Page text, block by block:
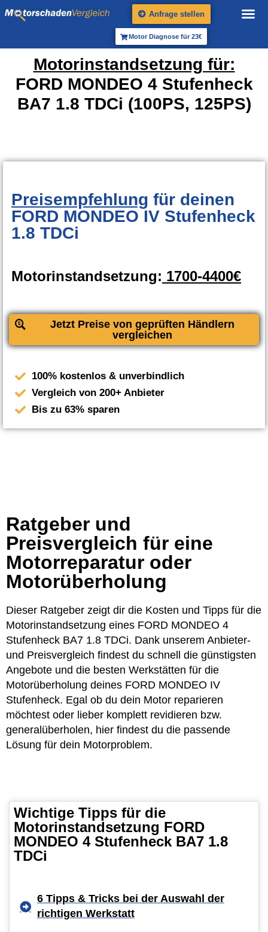
Anfrage stellen
Motor Diagnose für 23€
Motorinstandsetzung für:
FORD MONDEO 4 Stufenheck
BA7 1.8 TDCi (100PS, 125PS)
Preisempfehlung für deinen
FORD MONDEO IV Stufenheck
1.8 TDCi
Motorinstandsetzung: 1700-4400€
Jetzt Preise von geprüften Händlern
vergleichen
100% kostenlos & unverbindlich
Vergleich von 200+ Anbieter
Bis zu 63% sparen
Ratgeber und
Preisvergleich für eine
Motorreparatur oder
Motorüberholung
Dieser Ratgeber zeigt dir die Kosten und Tipps für die
Motorinstandsetzung eines FORD MONDEO 4
Stufenheck BA7 1.8 TDCi. Dank unserem Anbieter-
und Preisvergleich findest du schnell die günstigsten
Angebote und die besten Werkstätten für die
Motorüberholung deines FORD MONDEO IV
Stufenheck. Egal ob du dein Motor reparieren
möchtest oder lieber komplett revidieren bzw.
generalüberholen, hier findest du die passende
Lösung für dein Motorproblem.
Wichtige Tipps für die
Motorinstandsetzung FORD
MONDEO 4 Stufenheck BA7 1.8
TDCi
6 Tipps & Tricks bei der Auswahl der
richtigen Werkstatt